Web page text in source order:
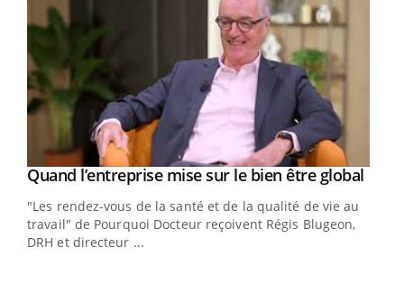
Youtube
Quand l’entreprise mise sur le bien être global
"Les rendez-vous de la santé et de la qualité de vie au
travail" de Pourquoi Docteur reçoivent Régis Blugeon,
DRH et directeur ...